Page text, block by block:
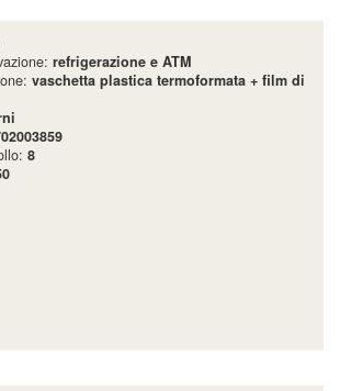
refrigerazione e ATM
vaschetta plastica termoformata + film di
8